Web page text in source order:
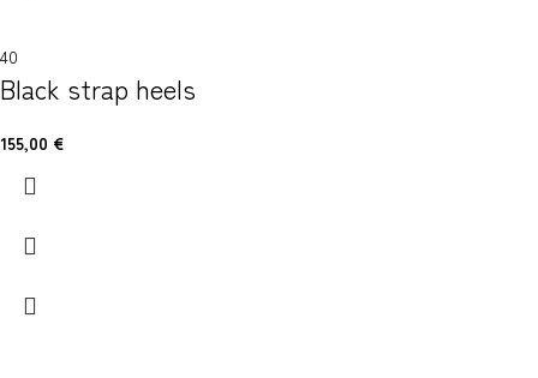
40
Black strap heels
155,00 €